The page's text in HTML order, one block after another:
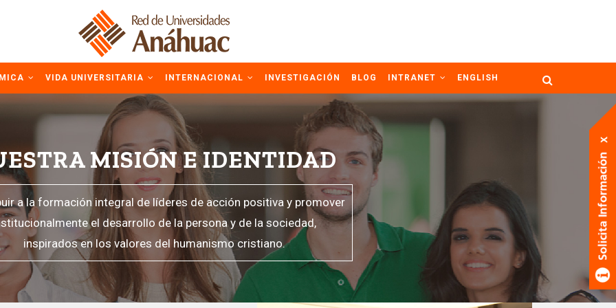
VIDA UNIVERSITARIA INTERNACIONAL INVESTIGACIÓN BLOG INTRANET ENGLISH
MISIÓN E IDENTIDAD
a la formación integral de líderes de acción positiva y promover
el desarrollo de la persona y de la sociedad,
inspirados en los valores del humanismo cristiano.